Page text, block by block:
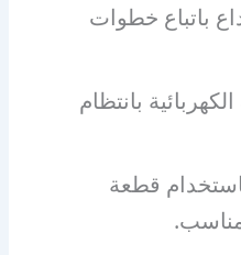
باتباع خطوات
بانتظام
باستخدام قطعة